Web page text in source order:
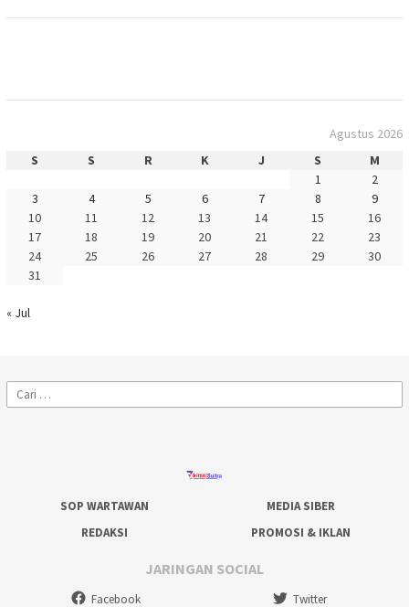
Agustus 2026
S
S R K J S
M
1
2
3
4 5 6 7 8
9
10
11 12 13 14 15
16
17
18 19 20 21 22
23
24
25 26 27 28 29
30
31
« Jul
Cari
untuk:
SOP WARTAWAN
MEDIA SIBER
REDAKSI
PROMOSI & IKLAN
JARINGAN SOCIAL
Facebook Twitter